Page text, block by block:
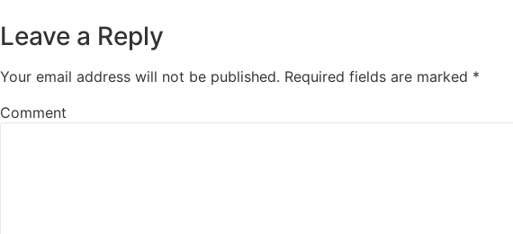
Leave a Reply
Your email address will not be published. Required fields are marked *
Comment